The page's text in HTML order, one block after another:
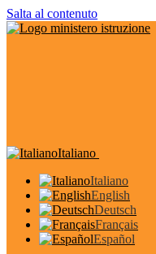
Salta al contenuto
Italiano
Italiano
English
Deutsch
Français
Español